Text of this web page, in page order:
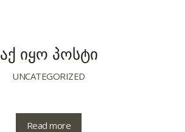
აქ იყო პოსტი
UNCATEGORIZED
Read more